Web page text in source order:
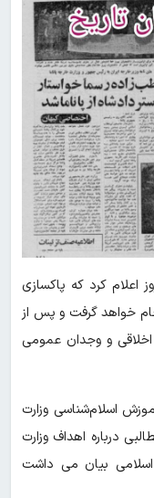
اعلام‌ کرد که پاکسازی
خواهد گرفت و پس از
و وجدان عمومی
اسلام‌شناسی وزارت
درباره اهداف وزارت
اسلامی بیان می داشت